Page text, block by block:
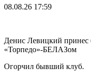
08.08.26 17:59
Денис Левицкий принес
«Торпедо»-БЕЛАЗом
Огорчил бывший клуб.